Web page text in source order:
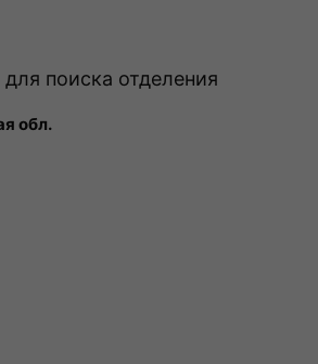
поиска отделения
обл.